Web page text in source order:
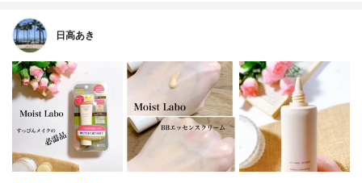
日高あき